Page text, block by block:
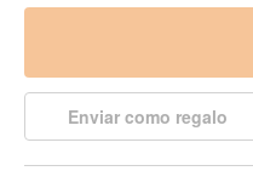
Enviar como regalo